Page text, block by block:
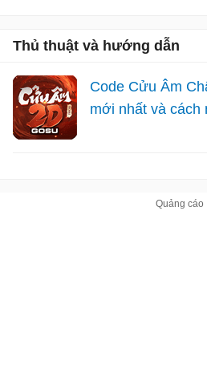
Thủ thuật và hướng dẫn
Code Cửu Âm
mới nhất và cách